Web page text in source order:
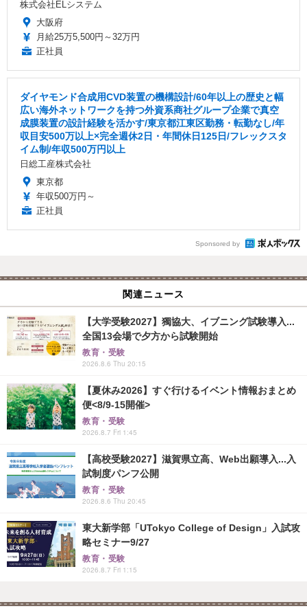
株式会社ELシステム
大阪府
月給25万5,500円～32万円
正社員
ダイヤモンド合成用CVD装置の機構設計/60年以上の歴史と幅
広い海外ネットワークを持つ外資系商社グループ企業で真空
成膜装置の設計経験を活かす/東京都江東区勤務・転勤なし/年
収目安500万以上×完全週休2日・年間休日125日/フレックスタ
イム制/年収500万円以上
日総工産株式会社
東京都
年収500万円～
正社員
Sponsored by
関連ニュース
【大学受験2027】獨協大、イブニング試験導入...
全国13会場で夕方から試験開始
教育・受験
2026.8.6 Thu 20:15
【夏休み2026】すぐ行けるイベント情報おまとめ
便<8/9-15開催>
教育・受験
2026.8.7 Fri 1:45
【高校受験2027】滋賀県立高、Web出願導入...入
試制度パンフ公開
教育・受験
2026.8.6 Thu 20:45
東大新学部「UTokyo College of Design」入試攻
略セミナー9/27
教育・受験
2026.8.7 Fri 1:15